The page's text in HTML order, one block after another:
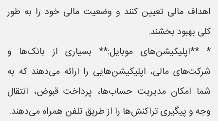
اهداف مالی تعیین کنند و وضعیت مالی خود را به طور
کلی بهبود بخشند.
* **اپلیکیشن‌های موبایل:** بسیاری از بانک‌ها و
شرکت‌های مالی، اپلیکیشن‌هایی را ارائه می‌دهند که به
شما امکان مدیریت حساب‌ها، پرداخت قبوض، انتقال
وجه و پیگیری تراکنش‌ها را از طریق تلفن همراه می‌دهند.